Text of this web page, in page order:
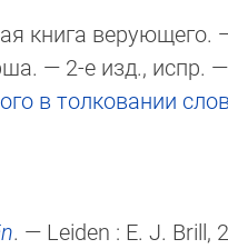
книга верующего.
— 2-е изд., испр. —
в толковании
. — Leiden : E. J. Brill,